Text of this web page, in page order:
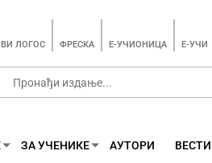
ЛОГОС ФРЕСКА E-УЧИОНИЦА E-УЧИ
ЗА УЧЕНИКЕ АУТОРИ ВЕСТИ